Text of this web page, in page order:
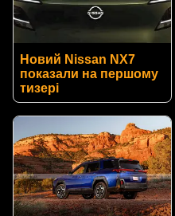
Новий Nissan NX7
показали на першому
тизері